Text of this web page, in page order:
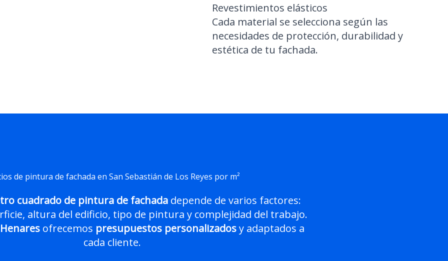
Revestimientos elásticos
Cada material se selecciona según las
necesidades de protección, durabilidad y
estética de tu fachada.
de pintura de fachada en San Sebastián de Los Reyes por m²
cuadrado de pintura de fachada depende de varios factores:
altura del edificio, tipo de pintura y complejidad del trabajo.
ofrecemos presupuestos personalizadosy adaptados a
cada cliente.